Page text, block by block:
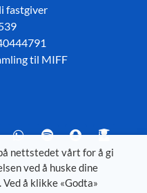
fastgiver
til MIFF
nettstedet vårt for å gi
ved å huske dine
å klikke «Godta»